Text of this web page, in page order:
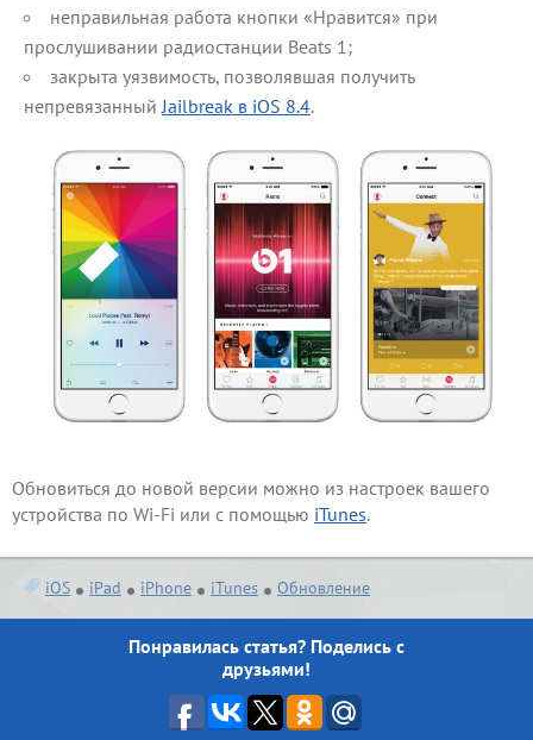
неправильная работа кнопки «Нравится» при
прослушивании радиостанции Beats 1;
закрыта уязвимость, позволявшая получить
непревязанный Jailbreak в iOS 8.4.
Обновиться до новой версии можно из настроек вашего
устройства по Wi-Fi или с помощью iTunes.
iOS iPad iPhone iTunes Обновление
Понравилась статья? Поделись с
друзьями!